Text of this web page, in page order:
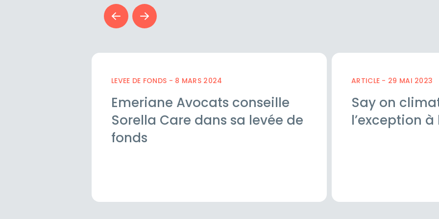
LEVEE DE FONDS - 8 MARS 2024
Emeriane Avocats conseille
Sorella Care dans sa levée de
fonds
ARTICLE - 29 MAI 2023
Say on
l’exception